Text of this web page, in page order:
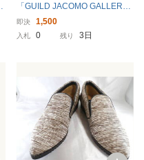
「GUILD JACOMO GALLER
Y」 ヒールサンダル 24cm ホワ
イト レディース
即決 1,500
入札 0 残り 3日